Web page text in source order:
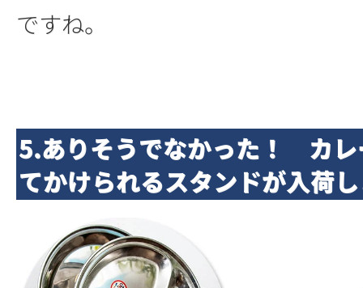
ですね。
5.ありそうでなかった！ カレ
てかけられるスタンドが入荷